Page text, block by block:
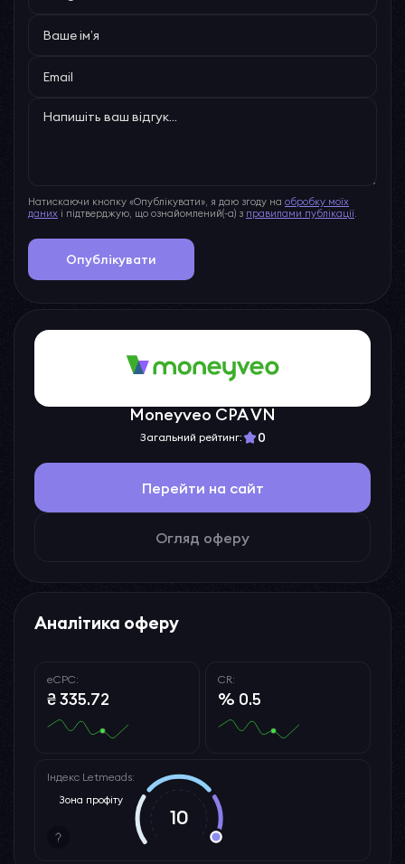
Натискаючи кнопку «Опублікувати», я даю згоду на обробку моїх
даних і підтверджую, що ознайомлений(-а) з правилами публікації.
Опублікувати
Moneyveo CPA VN
Загальний рейтинг: 0
Перейти на сайт
Огляд оферу
Аналітика оферу
eCPC:
₴ 335.72
CR:
% 0.5
Індекс Letmeads:
Зона профіту
10